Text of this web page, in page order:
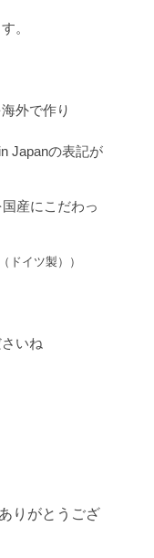
。
外で作り
Japanの表記が
産にこだわっ
ドイツ製））
いね
りがとうござ